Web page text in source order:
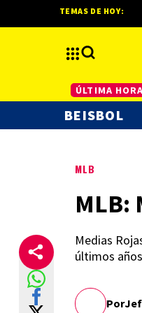
MLB
MLB:
Medias
últimos años
Por
TEMAS DE HOY:
ÚLTIMA HORA
BEISBOL